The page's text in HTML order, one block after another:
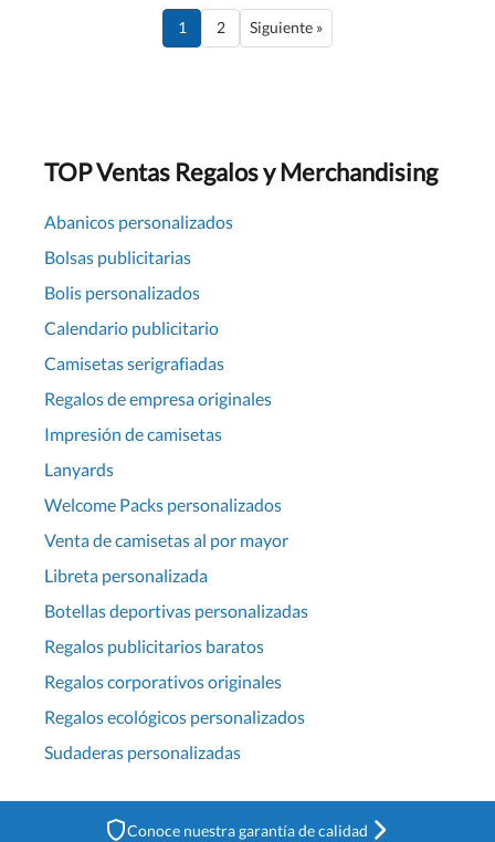
1 2 Siguiente »
TOP Ventas Regalos y Merchandising
Abanicos personalizados
Bolsas publicitarias
Bolis personalizados
Calendario publicitario
Camisetas serigrafiadas
Regalos de empresa originales
Impresión de camisetas
Lanyards
Welcome Packs personalizados
Venta de camisetas al por mayor
Libreta personalizada
Botellas deportivas personalizadas
Regalos publicitarios baratos
Regalos corporativos originales
Regalos ecológicos personalizados
Sudaderas personalizadas
Conoce nuestra garantía de calidad